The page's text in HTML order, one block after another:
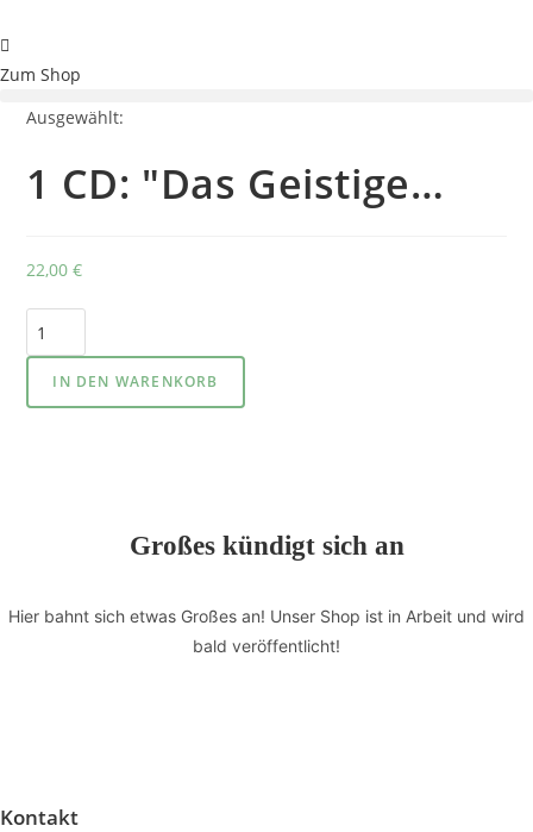
Inhalt
springen
Zum Shop
Ausgewählt:
1 CD: "Das Geistige…
22,00€
CD:
"Das
Geistige
neuen
IN DEN WARENKORB
Großes kündigt sich an
Hier bahnt sich etwas Großes an! Unser Shop ist in Arbeit und wird
bald veröffentlicht!
Kontakt